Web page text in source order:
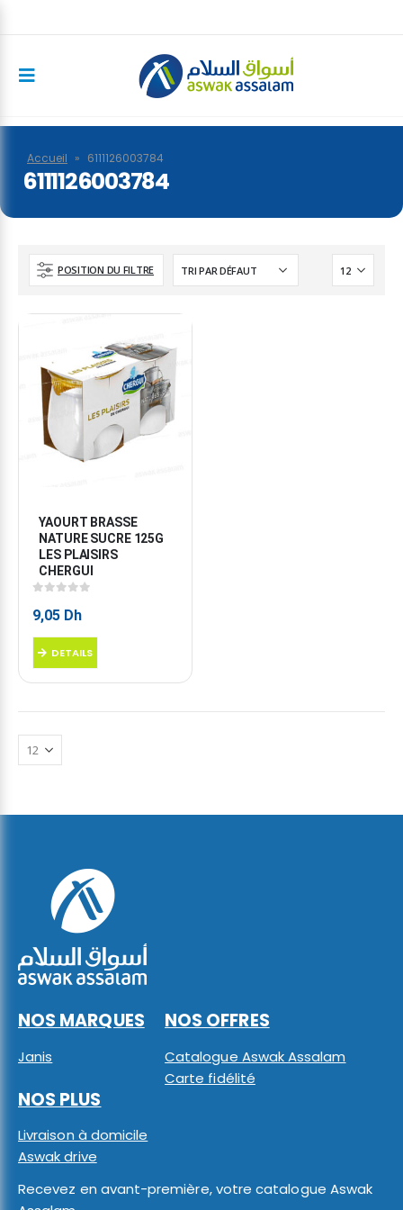
Accueil » 6111126003784
6111126003784
POSITION DU FILTRE
YAOURT BRASSE
NATURE SUCRE 125G
LES PLAISIRS
CHERGUI
9,05 Dh
DETAILS
NOS MARQUES
Janis
NOS OFFRES
Catalogue Aswak Assalam
Carte fidélité
NOS PLUS
Livraison à domicile
Aswak drive
Recevez en avant-première, votre catalogue Aswak